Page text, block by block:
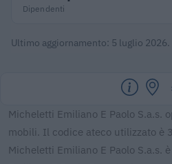
Dipendenti
Ultimo aggiornamento: 5 luglio 2026.
Micheletti Emiliano E Paolo S.a.s.
mobili. Il codice ateco utilizzato è
Micheletti Emiliano E Paolo S.a.s.